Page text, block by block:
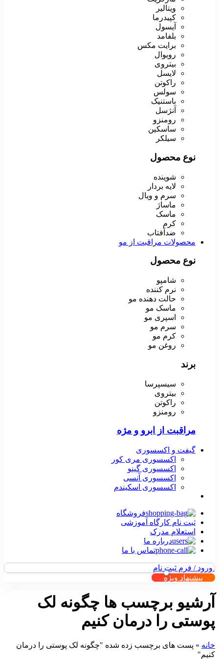
ویتالیر
کپیدرما
آیسول
بلفامد
برایت مکس
رویوال
بیتروی
لایسل
راکوتن
سولس
باستنیک
آنژسل
رومنزو
ساسکین
سیلکر
نوع محصول
شوینده
لایه بردار
سرم و ویال
ماساژ
ماسک
کرم
ضدآفتاب
محصولات مراقبت از مو
نوع محصول
شامپو
نرم کننده
حالت دهنده مو
ماسک مو
اسپری مو
سرم مو
کرم مو
روغن مو
برند
سیسپرسا
بیتروی
راکوتن
رومنزو
مراقبت از ابرو و مژه
گیفت و اکسسوری
اکسسوری مری کور
اکسسوری گینو
اکسسوری آنسی
اکسسوری اسکیندم
فروشگاه
ثبت نام کارگاه آموزشی
استعلام مدرک
درباره ما
تماس با ما
ورود / فرم ثبت نام
پیشنهاد ویژه
آرشیو برچسب ها چگونه لک
پوستی را درمان کنیم
خانه » پست های برچسب زده شده "چگونه لک پوستی را درمان
کنیم"